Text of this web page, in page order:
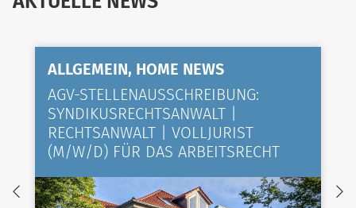
ALLGEMEIN, HOME NEWS
AGV-STELLENAUSSCHREIBUNG:
SYNDIKUSRECHTSANWALT |
RECHTSANWALT | VOLLJURIST
(M/W/D) FÜR DAS ARBEITSRECHT